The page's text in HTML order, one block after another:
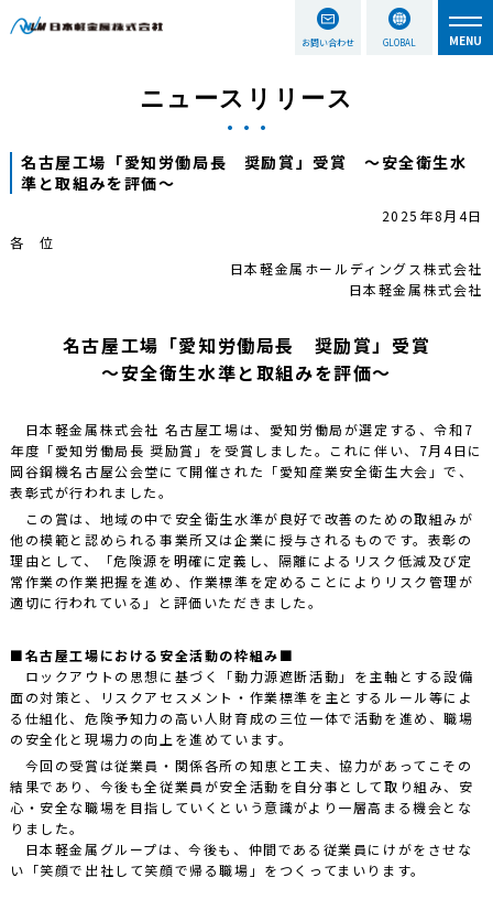
お問い合わせ GLOBAL
ニュースリリース
名古屋工場「愛知労働局長 奨励賞」受賞 ～安全衛生水
準と取組みを評価～
2025年8月4日
各 位
日本軽金属ホールディングス株式会社
日本軽金属株式会社
名古屋工場「愛知労働局長 奨励賞」受賞
～安全衛生水準と取組みを評価～
日本軽金属株式会社 名古屋工場は、愛知労働局が選定する、令和7
年度「愛知労働局長 奨励賞」を受賞しました。これに伴い、7月4日に
岡谷鋼機名古屋公会堂にて開催された「愛知産業安全衛生大会」で、
表彰式が行われました。
この賞は、地域の中で安全衛生水準が良好で改善のための取組みが
他の模範と認められる事業所又は企業に授与されるものです。表彰の
理由として、「危険源を明確に定義し、隔離によるリスク低減及び定
常作業の作業把握を進め、作業標準を定めることによりリスク管理が
適切に行われている」と評価いただきました。
■名古屋工場における安全活動の枠組み■
ロックアウトの思想に基づく「動力源遮断活動」を主軸とする設備
面の対策と、リスクアセスメント・作業標準を主とするルール等によ
る仕組化、危険予知力の高い人財育成の三位一体で活動を進め、職場
の安全化と現場力の向上を進めています。
今回の受賞は従業員・関係各所の知恵と工夫、協力があってこその
結果であり、今後も全従業員が安全活動を自分事として取り組み、安
心・安全な職場を目指していくという意識がより一層高まる機会とな
りました。
日本軽金属グループは、今後も、仲間である従業員にけがをさせな
い「笑顔で出社して笑顔で帰る職場」をつくってまいります。